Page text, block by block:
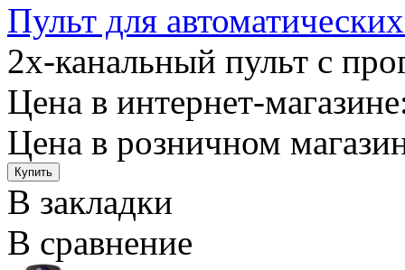
Пульт для
2х-канальный пульт с
Цена в интернет-
Цена в розничном
В закладки
В сравнение